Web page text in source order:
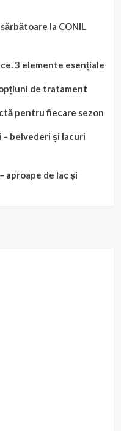
la CONIL
3 elemente esențiale
de tratament
pentru fiecare sezon
– belvederi și lacuri
aproape de lac și